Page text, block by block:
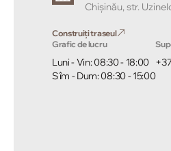
Chișinău, str.
Construiți traseul
Grafic de lucru
Luni - Vin: 08:30 - 18:00
Sîm - Dum: 08:30 - 15:00